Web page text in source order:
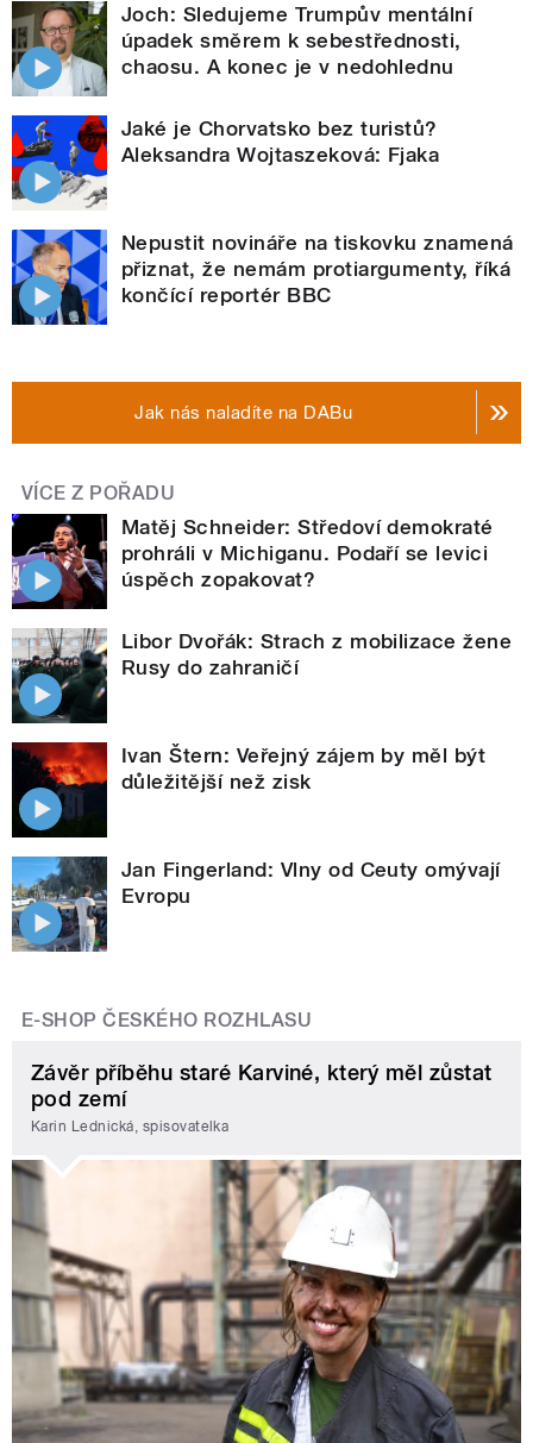
Joch: Sledujeme Trumpův mentální
úpadek směrem k sebestřednosti,
chaosu. A konec je v nedohlednu
Jaké je Chorvatsko bez turistů?
Aleksandra Wojtaszeková: Fjaka
Nepustit novináře na tiskovku znamená
přiznat, že nemám protiargumenty, říká
končící reportér BBC
Jak nás naladíte na DABu
VÍCE Z POŘADU
Matěj Schneider: Středoví demokraté
prohráli v Michiganu. Podaří se levici
úspěch zopakovat?
Libor Dvořák: Strach z mobilizace žene
Rusy do zahraničí
Ivan Štern: Veřejný zájem by měl být
důležitější než zisk
Jan Fingerland: Vlny od Ceuty omývají
Evropu
E-SHOP ČESKÉHO ROZHLASU
Závěr příběhu staré Karviné, který měl zůstat
pod zemí
Karin Lednická, spisovatelka